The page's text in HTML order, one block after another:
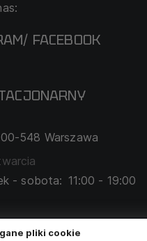
I PŁATNOŚĆ
SERWISU
KORPORACYJNE
Z PARTNERAMI
/ FACEBOOK
00-548 Warszawa
- sobota: 11:00 - 19:00
z nami
pliki cookie